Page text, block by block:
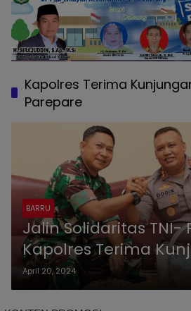
Kapolres Terima
Parepare
BARRU
Jalin Solidaritas TNI-
Kapolres Terima
Dandim 1405
April 20, 2024